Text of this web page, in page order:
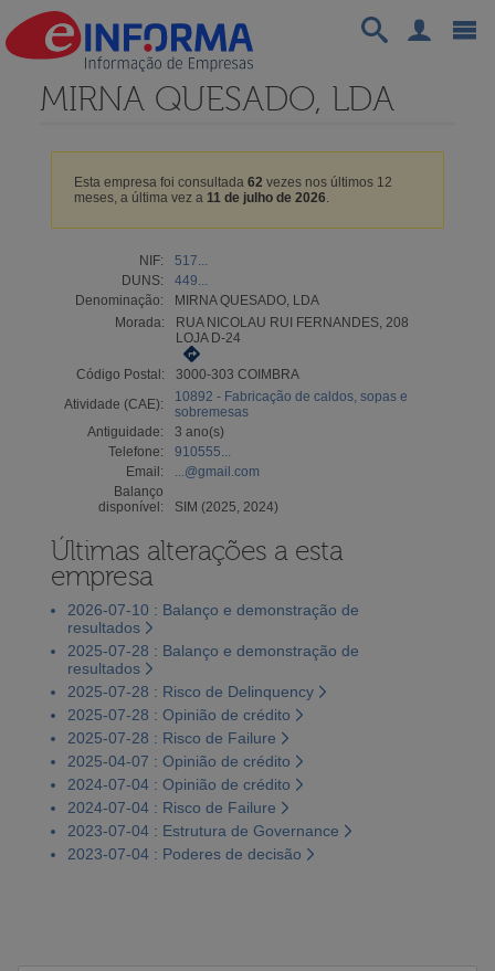
MIRNA QUESADO, LDA
Esta empresa foi consultada 62 vezes nos últimos 12
meses, a última vez a 11 de julho de 2026.
NIF:
517...
DUNS:
449...
Denominação:
MIRNA QUESADO, LDA
Morada:
RUA NICOLAU RUI FERNANDES, 208
LOJA D-24
Código Postal:
3000-303 COIMBRA
Atividade (CAE):
10892 - Fabricação de caldos, sopas e
sobremesas
Antiguidade:
3 ano(s)
Telefone:
910555...
Email:
...@gmail.com
Balanço
disponível:
SIM (2025, 2024)
Últimas alterações a esta
empresa
2026-07-10 : Balanço e demonstração de
resultados
2025-07-28 : Balanço e demonstração de
resultados
2025-07-28 : Risco de Delinquency
2025-07-28 : Opinião de crédito
2025-07-28 : Risco de Failure
2025-04-07 : Opinião de crédito
2024-07-04 : Opinião de crédito
2024-07-04 : Risco de Failure
2023-07-04 : Estrutura de Governance
2023-07-04 : Poderes de decisão